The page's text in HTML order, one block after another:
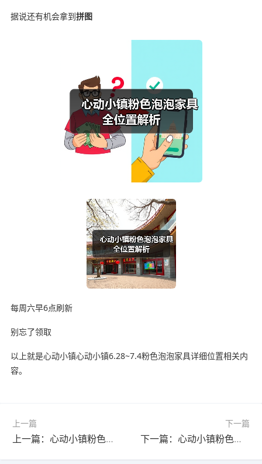
据说还有机会拿到拼图
每周六早6点刷新
别忘了领取
以上就是心动小镇心动小镇6.28~7.4粉色泡泡家具详细位置相关内
容。
上一篇
上一篇：心动小镇粉色泡泡家具拼图位置更新指南
下一篇
下一篇：心动小镇粉色泡泡家具拼图全攻略